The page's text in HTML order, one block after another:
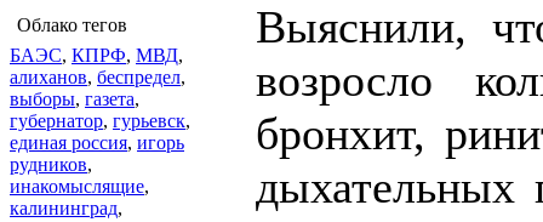
Облако тегов
БАЭС, КПРФ, МВД,
алиханов, беспредел,
выборы, газета,
губернатор, гурьевск,
единая россия, игорь
рудников,
инакомыслящие,
калининград,
Выяснили,
возросло
бронхит,
дыхательных